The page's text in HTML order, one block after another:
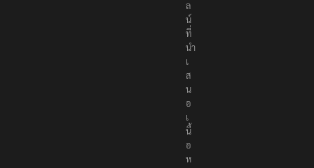
น
ไ
ล
น์
ที่
นำ
เ
ส
น
อ
เ
นื้